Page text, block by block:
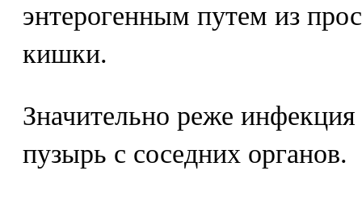
энтерогенным путем из
кишки.
Значительно реже
пузырь с соседних органов.